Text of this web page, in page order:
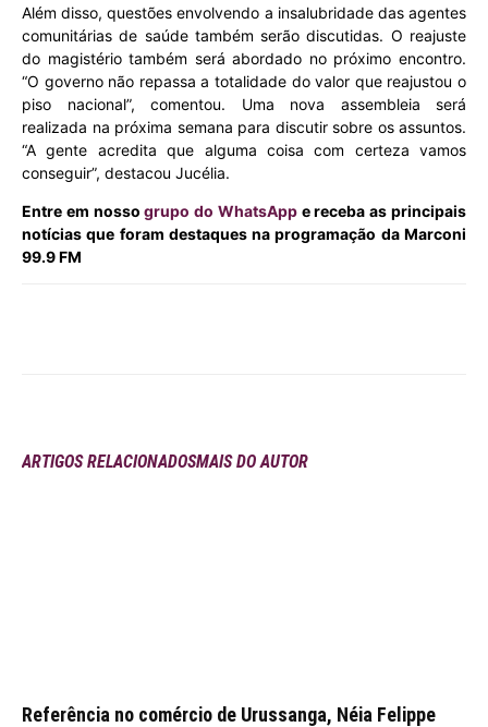
Além disso, questões envolvendo a insalubridade das agentes
comunitárias de saúde também serão discutidas. O reajuste
do magistério também será abordado no próximo encontro.
“O governo não repassa a totalidade do valor que reajustou o
piso nacional”, comentou. Uma nova assembleia será
realizada na próxima semana para discutir sobre os assuntos.
“A gente acredita que alguma coisa com certeza vamos
conseguir”, destacou Jucélia.
Entre em nossogrupo do WhatsApp e receba as principais
notícias que foram destaques na programação da Marconi
99.9 FM
ARTIGOS RELACIONADOSMAIS DO AUTOR
Referência no comércio de Urussanga, Néia Felippe